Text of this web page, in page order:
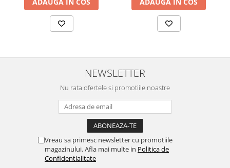
NEWSLETTER
Nu rata ofertele si promotiile noastre
Vreau sa primesc newsletter cu promotiile
magazinului. Afla mai multe in Politica de
Confidentialitate